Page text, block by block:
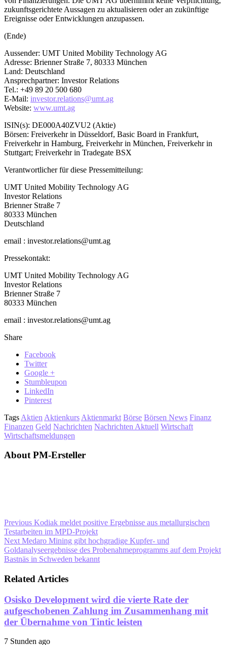
zukunftsgerichtete Aussagen zu aktualisieren oder an zukünftige
Ereignisse oder Entwicklungen anzupassen.
(Ende)
Aussender: UMT United Mobility Technology AG
Adresse: Brienner Straße 7, 80333 München
Land: Deutschland
Ansprechpartner: Investor Relations
Tel.: +49 89 20 500 680
E-Mail: investor.relations@umt.ag
Website: www.umt.ag
ISIN(s): DE000A40ZVU2 (Aktie)
Börsen: Freiverkehr in Düsseldorf, Basic Board in Frankfurt,
Freiverkehr in Hamburg, Freiverkehr in München, Freiverkehr in
Stuttgart; Freiverkehr in Tradegate BSX
Verantwortlicher für diese Pressemitteilung:
UMT United Mobility Technology AG
Investor Relations
Brienner Straße 7
80333 München
Deutschland
email : investor.relations@umt.ag
Pressekontakt:
UMT United Mobility Technology AG
Investor Relations
Brienner Straße 7
80333 München
email : investor.relations@umt.ag
Share
Facebook
Twitter
Google +
Stumbleupon
LinkedIn
Pinterest
Tags Aktien Aktienkurs Aktienmarkt Börse Börsen News Finanz
Finanzen Geld Nachrichten Nachrichten Aktuell Wirtschaft
Wirtschaftsmeldungen
About PM-Ersteller
Previous Kodiak meldet positive Ergebnisse aus metallurgischen
Testarbeiten im MPD-Projekt
Next Medaro Mining gibt hochgradige Kupfer- und
Goldanalyseergebnisse des Probenahmeprogramms auf dem Projekt
Bastnäs in Schweden bekannt
Related Articles
Osisko Development wird die vierte Rate der
aufgeschobenen Zahlung im Zusammenhang mit
der Übernahme von Tintic leisten
7 Stunden ago